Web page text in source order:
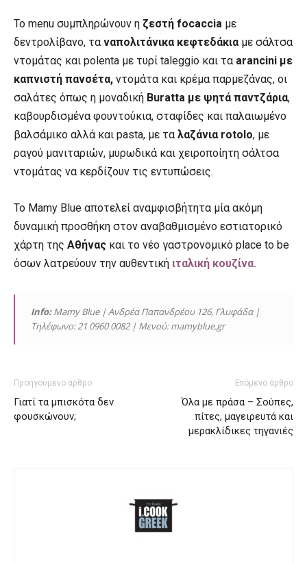
Το menu συμπληρώνουν η ζεστή focaccia με
δεντρολίβανο, τα ναπολιτάνικα κεφτεδάκιαμε σάλτσα
ντομάτας και polenta με τυρί taleggio και τα arancini με
καπνιστή πανσέτα, ντομάτα και κρέμα παρμεζάνας, οι
σαλάτες όπως η μοναδική Buratta με ψητά παντζάρια,
καβουρδισμένα φουντούκια, σταφίδες και παλαιωμένο
βαλσάμικο αλλά και pasta, με τα λαζάνια rotolo, με
ραγού μανιταριών, μυρωδικά και χειροποίητη σάλτσα
ντομάτας να κερδίζουν τις εντυπώσεις.
Το Mamy Blue αποτελεί αναμφισβήτητα μία ακόμη
δυναμική προσθήκη στον αναβαθμισμένο εστιατορικό
χάρτη της Αθήνας και το νέο γαστρονομικό place to be
όσων λατρεύουν την αυθεντική ιταλική κουζίνα.
Info:Mamy Blue | Ανδρέα Παπανδρέου 126, Γλυφάδα |
Τηλέφωνο: 21 0960 0082 | Μενού: mamyblue.gr
Προηγούμενο άρθρο
Γιατί τα μπισκότα δεν
φουσκώνουν;
Επόμενο άρθρο
Όλα με πράσα – Σούπες,
πίτες, μαγειρευτά και
μερακλίδικες τηγανιές